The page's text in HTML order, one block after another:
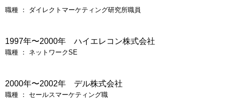
職種 ： ダイレクトマーケティング研究所職員
1997年〜2000年 ハイエレコン株式会社
職種 ： ネットワークSE
2000年〜2002年 デル株式会社
職種 ： セールスマーケティング職